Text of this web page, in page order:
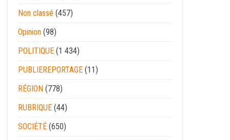
Non classé (457)
Opinion (98)
POLITIQUE (1 434)
PUBLIEREPORTAGE (11)
RÉGION (778)
RUBRIQUE (44)
SOCIÉTÉ (650)